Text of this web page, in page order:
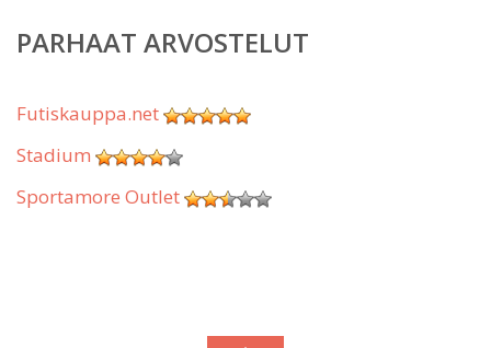
PARHAAT ARVOSTELUT
Futiskauppa.net
Stadium
Sportamore Outlet